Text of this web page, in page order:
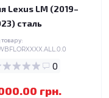
Lexus LM (2019–
сталь
товару:
0
грн.